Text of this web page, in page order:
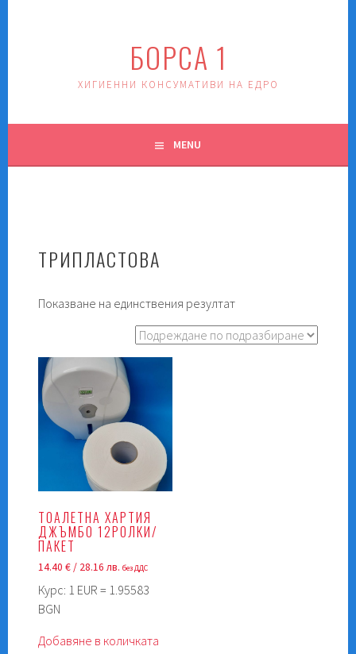
БОРСА 1
ХИГИЕННИ КОНСУМАТИВИ НА ЕДРО
MENU
ТРИПЛАСТОВА
Показване на единствения резултат
ТОАЛЕТНА ХАРТИЯ
ДЖЪМБО 12РОЛКИ/
ПАКЕТ
14.40€/ 28.16 лв.без ДДС
Курс: 1 EUR = 1.95583
BGN
Добавяне в количката